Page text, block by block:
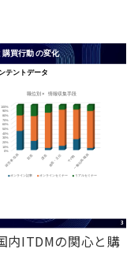
内ITDMの関心と購